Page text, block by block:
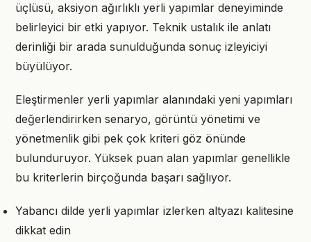
üçlüsü, aksiyon ağırlıklı yerli yapımlar deneyiminde
belirleyici bir etki yapıyor. Teknik ustalık ile anlatı
derinliği bir arada sunulduğunda sonuç izleyiciyi
büyülüyor.
Eleştirmenler yerli yapımlar alanındaki yeni yapımları
değerlendirirken senaryo, görüntü yönetimi ve
yönetmenlik gibi pek çok kriteri göz önünde
bulunduruyor. Yüksek puan alan yapımlar genellikle
bu kriterlerin birçoğunda başarı sağlıyor.
Yabancı dilde yerli yapımlar izlerken altyazı kalitesine
dikkat edin